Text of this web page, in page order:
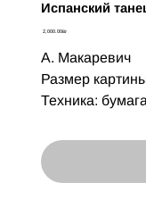
Испанский
Цена‏2,000.00 ‏₪
А. Макаревич
Размер
Техника: